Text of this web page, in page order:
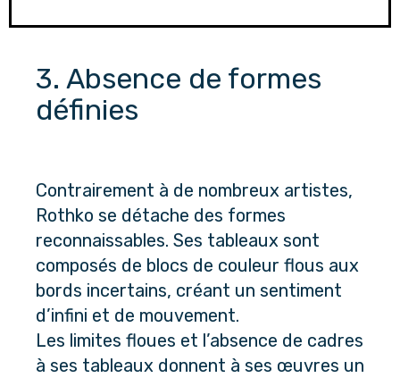
3. Absence de formes
définies
Contrairement à de nombreux artistes,
Rothko se détache des formes
reconnaissables. Ses tableaux sont
composés de blocs de couleur flous aux
bords incertains, créant un sentiment
d’infini et de mouvement.
Les limites floues et l’absence de cadres
à ses tableaux donnent à ses œuvres un